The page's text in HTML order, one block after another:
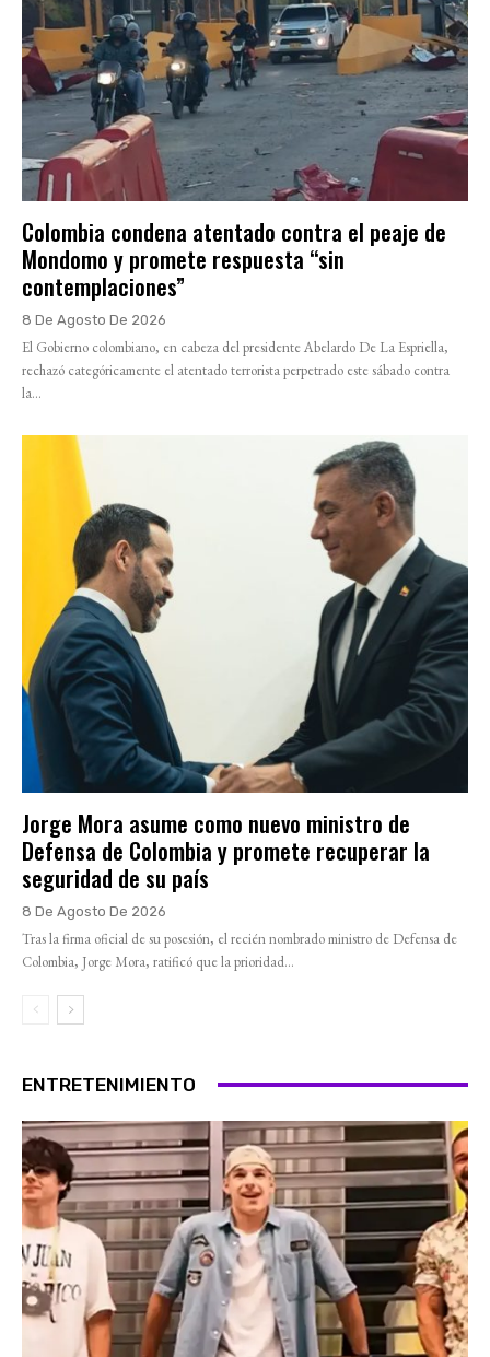
Colombia condena atentado contra el peaje de
Mondomo y promete respuesta “sin
contemplaciones”
8 De Agosto De 2026
El Gobierno colombiano, en cabeza del presidente Abelardo De La Espriella,
rechazó categóricamente el atentado terrorista perpetrado este sábado contra
la...
Jorge Mora asume como nuevo ministro de
Defensa de Colombia y promete recuperar la
seguridad de su país
8 De Agosto De 2026
Tras la firma oficial de su posesión, el recién nombrado ministro de Defensa de
Colombia, Jorge Mora, ratificó que la prioridad...
ENTRETENIMIENTO